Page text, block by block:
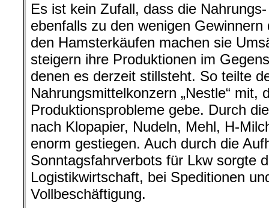
Es ist kein Zufall, dass die
ebenfalls zu den wenigen
den Hamsterkäufen machen sie
steigern ihre Produktionen im
denen es derzeit stillsteht. So teilte
Nahrungsmittelkonzern „Nestle“ mit,
Produktionsprobleme gebe. Durch
nach Klopapier, Nudeln, Mehl, H-
enorm gestiegen. Auch durch die
Sonntagsfahrverbots für Lkw sorgte
Logistikwirtschaft, bei Speditionen
Vollbeschäftigung.